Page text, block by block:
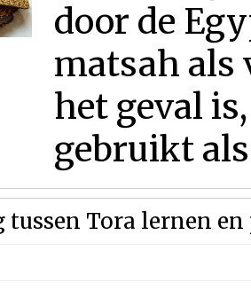
door de
matsah als
het geval
gebruikt
tussen Tora lernen